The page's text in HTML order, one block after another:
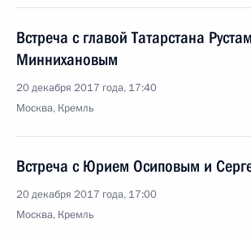
Встреча с главой Татарстана
Миннихановым
20 декабря 2017 года, 17:40
Москва, Кремль
Встреча с Юрием Осиповым и
20 декабря 2017 года, 17:00
Москва, Кремль